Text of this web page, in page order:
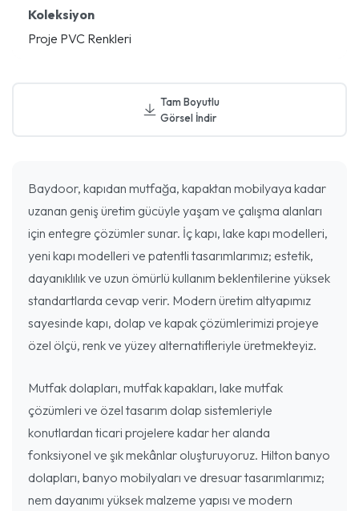
Koleksiyon
Proje PVC Renkleri
Tam Boyutlu
Görsel İndir
Baydoor, kapıdan mutfağa, kapaktan mobilyaya kadar
uzanan geniş üretim gücüyle yaşam ve çalışma alanları
için entegre çözümler sunar. İç kapı, lake kapı modelleri,
yeni kapı modelleri ve patentli tasarımlarımız; estetik,
dayanıklılık ve uzun ömürlü kullanım beklentilerine yüksek
standartlarda cevap verir. Modern üretim altyapımız
sayesinde kapı, dolap ve kapak çözümlerimizi projeye
özel ölçü, renk ve yüzey alternatifleriyle üretmekteyiz.
Mutfak dolapları, mutfak kapakları, lake mutfak
çözümleri ve özel tasarım dolap sistemleriyle
konutlardan ticari projelere kadar her alanda
fonksiyonel ve şık mekânlar oluşturuyoruz. Hilton banyo
dolapları, banyo mobilyaları ve dresuar tasarımlarımız;
nem dayanımı yüksek malzeme yapısı ve modern